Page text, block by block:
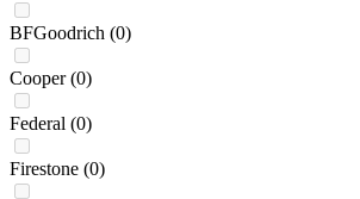
BFGoodrich (0)
Cooper (0)
Federal (0)
Firestone (0)